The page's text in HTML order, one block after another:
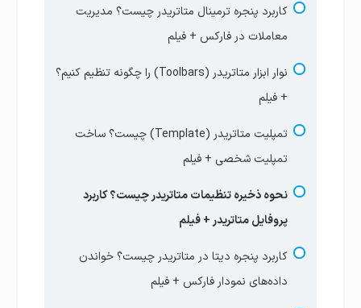
آزمون جامع جلسه دوم | سواپ
کاربرد پنجره ترمینال متاتریدر چیست؟ مدیریت
معاملات در فارکس + فیلم
نوار ابزار متاتریدر (Toolbars) را چگونه تنظیم کنیم؟
+ فیلم
تمپلیت متاتریدر (Template) چیست؟ ساخت
تمپلیت شخصی + فیلم
نحوه ذخیره تنظیمات متاتریدر چیست؟ کاربرد
پروفایل متاتریدر + فیلم
کاربرد پنجره دیتا در متاتریدر چیست؟ خواندن
داده‌های نمودار فارکس + فیلم